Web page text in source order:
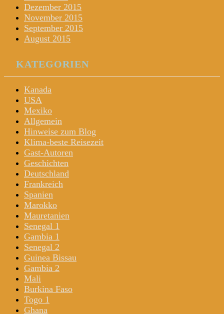
Dezember 2015
November 2015
September 2015
August 2015
KATEGORIEN
Kanada
USA
Mexiko
Allgemein
Hinweise zum Blog
Klima-beste Reisezeit
Gast-Autoren
Geschichten
Deutschland
Frankreich
Spanien
Marokko
Mauretanien
Senegal 1
Gambia 1
Senegal 2
Guinea Bissau
Gambia 2
Mali
Burkina Faso
Togo 1
Ghana